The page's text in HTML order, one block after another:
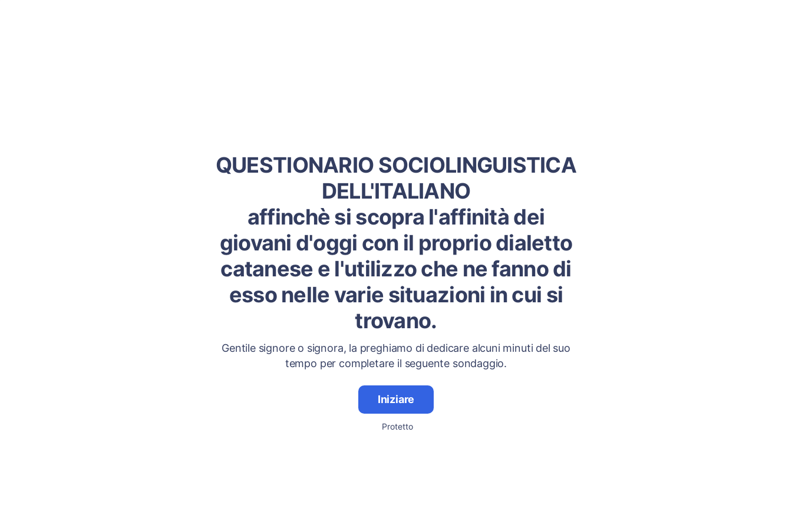
QUESTIONARIO SOCIOLINGUISTICA
DELL'ITALIANO
affinchè si scopra l'affinità dei
giovani d'oggi con il proprio dialetto
catanese e l'utilizzo che ne fanno di
esso nelle varie situazioni in cui si
trovano.
Gentile signore o signora, la preghiamo di dedicare alcuni minuti del suo
tempo per completare il seguente sondaggio.
Iniziare
Protetto